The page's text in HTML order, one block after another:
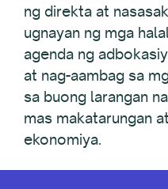
ng direkta at
ugnayan ng mga
agenda ng
at nag-aambag sa
sa buong larangan
mas makatarungan
ekonomiya.